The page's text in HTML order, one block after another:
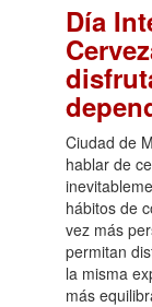
Día
Ciudad de
hablar de
hábitos de
vez más
permitan
la misma
más